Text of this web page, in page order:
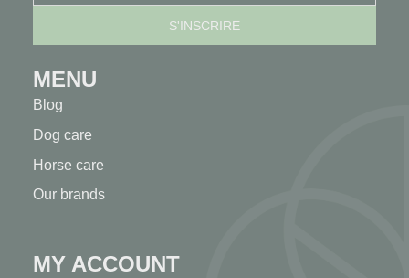
MENU
Blog
Dog care
Horse care
Our brands
MY ACCOUNT